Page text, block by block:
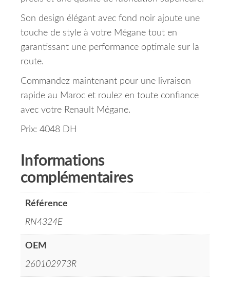
Son design élégant avec fond noir ajoute une
touche de style à votre Mégane tout en
garantissant une performance optimale sur la
route.
Commandez maintenant pour une livraison
rapide au Maroc et roulez en toute confiance
avec votre Renault Mégane.
Prix: 4048 DH
Informations
complémentaires
Référence
RN4324E
OEM
260102973R